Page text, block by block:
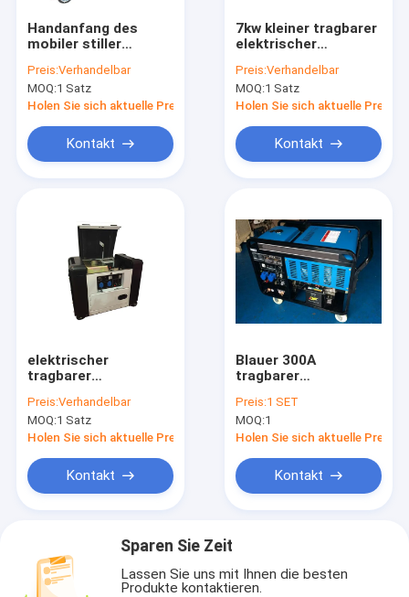
Handanfang des
mobiler stiller
tragbarer
elektrischer
Generator-6kv
Preis:Verhandelbar
MOQ:1 Satz
Holen Sie sich aktuelle Preis
Kontakt
7kw kleiner tragbarer
elektrischer
Diesel-
Notstromaggregat
Preis:Verhandelbar
MOQ:1 Satz
Holen Sie sich aktuelle Preis
Kontakt
elektrischer
tragbarer
kleinen tragbaren
Generator-6.5kva für
Schule
Preis:Verhandelbar
MOQ:1 Satz
Holen Sie sich aktuelle Preis
Kontakt
Blauer 300A
tragbarer
Schallpegel-70dB mit
LCD-Bildschirm
Preis:1 SET
MOQ:1
Holen Sie sich aktuelle Preis
Kontakt
Sparen Sie Zeit
Lassen Sie uns mit Ihnen die besten
Produkte kontaktieren.